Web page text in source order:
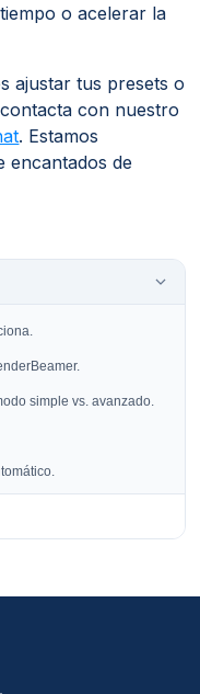
o acelerar la
ajustar tus presets o
con nuestro
. Estamos
encantados de
simple vs. avanzado.